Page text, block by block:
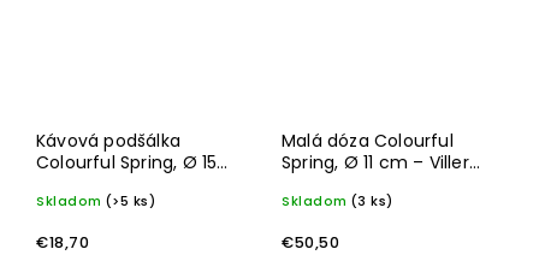
Kávová podšálka
Colourful Spring, Ø 15
Skladom (>5 ks)
€18,70
Malá dóza Colourful
Spring, Ø 11 cm – Villeroy
Skladom (3 ks)
€50,50